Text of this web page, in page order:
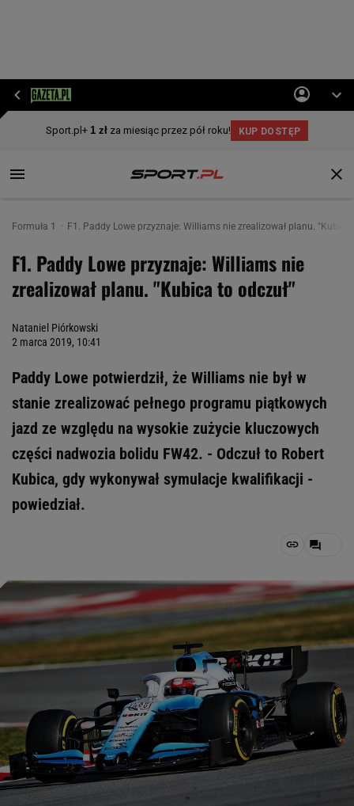
Formuła 1 F1. Paddy Lowe przyznaje: Williams nie zrealizował planu. "Kubica
F1. Paddy Lowe przyznaje: Williams nie
zrealizował planu. "Kubica to odczuł"
Nataniel Piórkowski
2 marca 2019, 10:41
Paddy Lowe potwierdził, że Williams nie był w
stanie zrealizować pełnego programu piątkowych
jazd ze względu na wysokie zużycie kluczowych
części nadwozia bolidu FW42. - Odczuł to Robert
Kubica, gdy wykonywał symulacje kwalifikacji -
powiedział.